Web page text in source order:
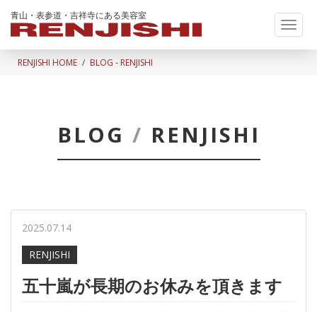
青山・表参道・吉祥寺にある美容室
RENJISHI HOME BLOG - RENJISHI
BLOG / RENJISHI
2025.07.14
RENJISHI
五十嵐が長期のお休みを頂きます